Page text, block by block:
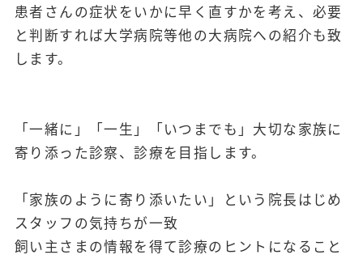
患者さんの症状をいかに早く直すかを考え、必要
と判断すれば大学病院等他の大病院への紹介も致
します。
「一緒に」「一生」「いつまでも」大切な家族に
寄り添った診察、診療を目指します。
「家族のように寄り添いたい」という院長はじめ
スタッフの気持ちが一致
飼い主さまの情報を得て診療のヒントになること